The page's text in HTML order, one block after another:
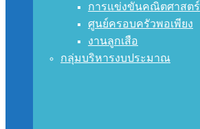
การแข่งขันคณิตศาสตร์
ศูนย์ครอบครัวพอเพียง
งานลูกเสือ
กลุ่มบริหารงบประมาณ